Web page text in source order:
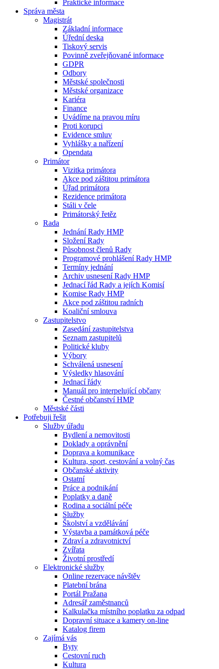
Praktické informace
Správa města
Magistrát
Základní informace
Úřední deska
Tiskový servis
Povinně zveřejňované informace
GDPR
Odbory
Městské společnosti
Městské organizace
Kariéra
Finance
Uvádíme na pravou míru
Proti korupci
Evidence smluv
Vyhlášky a nařízení
Opendata
Primátor
Vizitka primátora
Akce pod záštitou primátora
Úřad primátora
Rezidence primátora
Stáli v čele
Primátorský řetěz
Rada
Jednání Rady HMP
Složení Rady
Působnost členů Rady
Programové prohlášení Rady HMP
Termíny jednání
Archiv usnesení Rady HMP
Jednací řád Rady a jejích Komisí
Komise Rady HMP
Akce pod záštitou radních
Koaliční smlouva
Zastupitelstvo
Zasedání zastupitelstva
Seznam zastupitelů
Politické kluby
Výbory
Schválená usnesení
Výsledky hlasování
Jednací řády
Manuál pro interpelující občany
Čestné občanství HMP
Městské části
Potřebuji řešit
Služby úřadu
Bydlení a nemovitosti
Doklady a oprávnění
Doprava a komunikace
Kultura, sport, cestování a volný čas
Občanské aktivity
Ostatní
Práce a podnikání
Poplatky a daně
Rodina a sociální péče
Služby
Školství a vzdělávání
Výstavba a památková péče
Zdraví a zdravotnictví
Zvířata
Životní prostředí
Elektronické služby
Online rezervace návštěv
Platební brána
Portál Pražana
Adresář zaměstnanců
Kalkulačka místního poplatku za odpad
Dopravní situace a kamery on-line
Katalog firem
Zajímá vás
Byty
Cestovní ruch
Kultura